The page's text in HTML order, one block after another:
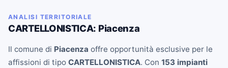
ANALISI TERRITORIALE
CARTELLONISTICA: Piacenza
Il comune di Piacenza offre opportunità esclusive per le
affissioni di tipo CARTELLONISTICA. Con 153 impianti